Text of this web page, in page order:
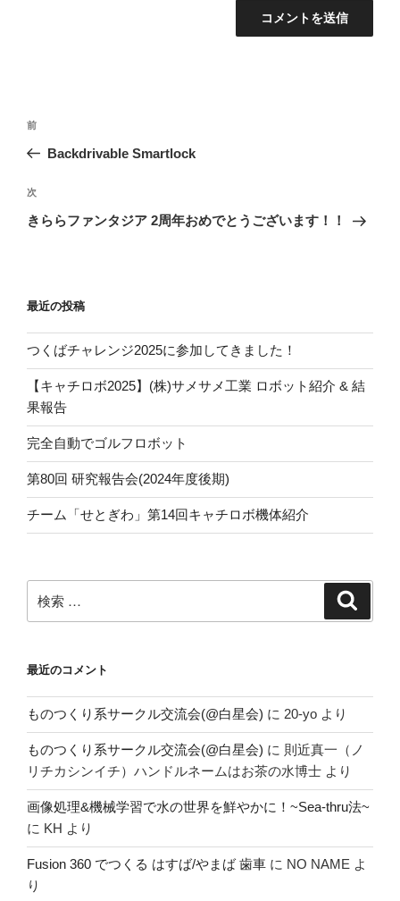
投
ナ
ビ
ゲ
ン
過
去
投
稿
前
Backdrivable Smartlock
次
の
次
きららファンタジア 2周年おめでとうございます！！
最近の投稿
つくばチャレンジ2025に参加してきました！
【キャチロボ2025】(株)サメサメ工業 ロボット紹介 & 結
果報告
完全自動でゴルフロボット
第80回 研究報告会(2024年度後期)
チーム「せとぎわ」第14回キャチロボ機体紹介
索:
最近のコメント
ものつくり系サークル交流会(@白星会) に 20-yo より
ものつくり系サークル交流会(@白星会) に 則近真一（ノ
リチカシンイチ）ハンドルネームはお茶の水博士 より
画像処理&機械学習で水の世界を鮮やかに！~Sea-thru法~
に KH より
Fusion 360 でつくる はすば/やまば 歯車 に NO NAME よ
り